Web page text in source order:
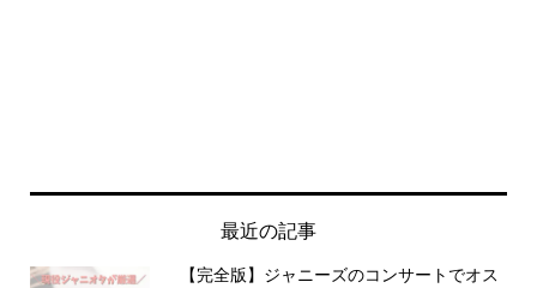
最近の記事
【完全版】ジャニーズのコンサートでオス